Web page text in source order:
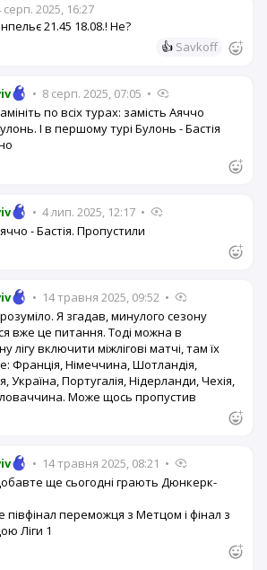
серп. 2025, 16:27
21.45 18.08.! Не?
👍 Savkoff
• 8 серп. 2025, 07:05 •
по всіх турах: замість Аяччо
І в першому турі Булонь - Бастія
• 4 лип. 2025, 12:17 •
- Бастія. Пропустили
• 14 травня 2025, 09:52 •
Я згадав, минулого сезону
вже це питання. Тоді можна в
лігу включити міжлігові матчі, там їх
Франція, Німеччина, Шотландія,
Україна, Португалія, Нідерланди, Чехія,
Може щось пропустив
• 14 травня 2025, 08:21 •
ще сьогодні грають Дюнкерк-
півфінал переможця з Метцом і фінал з
Ліги 1